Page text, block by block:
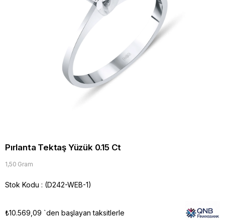
Pırlanta Tektaş Yüzük 0.15 Ct
1,50 Gram
Stok Kodu (D242-WEB-1)
₺10.569,09 `den başlayan taksitlerle